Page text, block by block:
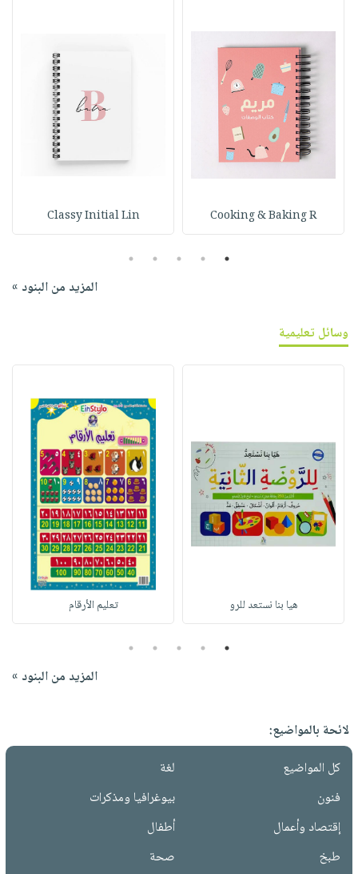
Cooking & Baking R
Classy Initial Lin
1
2
3
4
5
المزيد من البنود »
وسائل تعليمية
هيا بنا نستعد للرو تعليم الأرقام
1
2
3
4
5
المزيد من البنود »
لائحة بالمواضيع:
كل المواضيع
لغة
فنون
بيوغرافيا ومذكرات
إقتصاد وأعمال
أطفال
طبخ
صحة